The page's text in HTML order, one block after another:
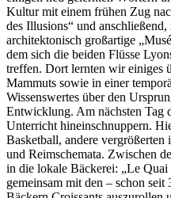
Kultur mit einem frühen Zug
des Illusions“ und
architektonisch großartige
dem sich die beiden Flüsse
treffen. Dort lernten wir einiges
Mammuts sowie in einer
Wissenswertes über den
Entwicklung. Am nächsten Tag
Unterricht hineinschnuppern.
Basketball, andere
und Reimschemata. Zwischen
in die lokale Bäckerei: „Le
gemeinsam mit den – schon